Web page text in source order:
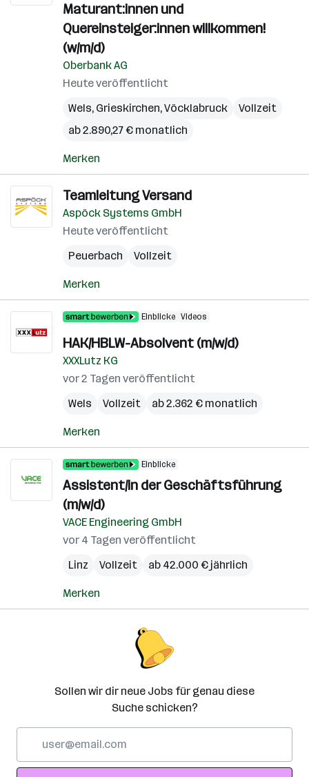
Maturant:innen und
Quereinsteiger:innen willkommen!
(w/m/d)
Oberbank AG
Heute veröffentlicht
Wels, Grieskirchen,Vöcklabruck
Vollzeit
ab 2.890,27 € monatlich
Merken
Teamleitung Versand
Aspöck Systems GmbH
Heute veröffentlicht
Peuerbach
Vollzeit
Merken
Einblicke Videos
HAK/HBLW-Absolvent (m/w/d)
XXXLutz KG
vor 2 Tagen veröffentlicht
Wels
Vollzeit ab 2.362 € monatlich
Merken
Einblicke
Assistent/in der Geschäftsführung
(m/w/d)
VACE Engineering GmbH
vor 4 Tagen veröffentlicht
Linz
Vollzeit ab 42.000 € jährlich
Merken
Sollen wir dir neue Jobs für genau diese
Suche schicken?
Adresse